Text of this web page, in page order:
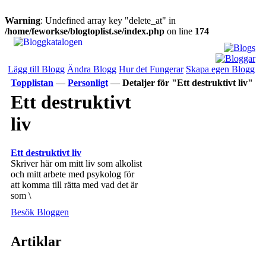
Warning: Undefined array key "delete_at" in
/home/feworkse/blogtoplist.se/index.php on line 174
Lägg till Blogg Ändra Blogg Hur det Fungerar Skapa egen Blogg
Topplistan — Personligt — Detaljer för "Ett destruktivt liv"
Ett destruktivt
liv
Ett destruktivt liv
Skriver här om mitt liv som alkolist
och mitt arbete med psykolog för
att komma till rätta med vad det är
som \
Besök Bloggen
Artiklar